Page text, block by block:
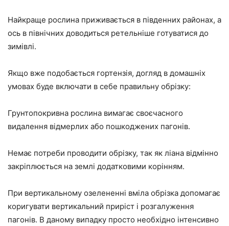
Найкраще рослина приживається в південних районах, а
ось в північних доводиться ретельніше готуватися до
зимівлі.
Якщо вже подобається гортензія, догляд в домашніх
умовах буде включати в себе правильну обрізку:
Грунтопокривна рослина вимагає своєчасного
видалення відмерлих або пошкоджених пагонів.
Немає потреби проводити обрізку, так як ліана відмінно
закріплюється на землі додатковими корінням.
При вертикальному озелененні вміла обрізка допомагає
коригувати вертикальний приріст і розгалуження
пагонів. В даному випадку просто необхідно інтенсивно